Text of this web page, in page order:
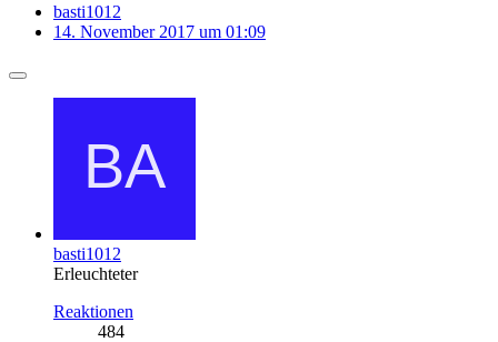
basti1012
14. November 2017 um 01:09
basti1012
Erleuchteter
Reaktionen
484